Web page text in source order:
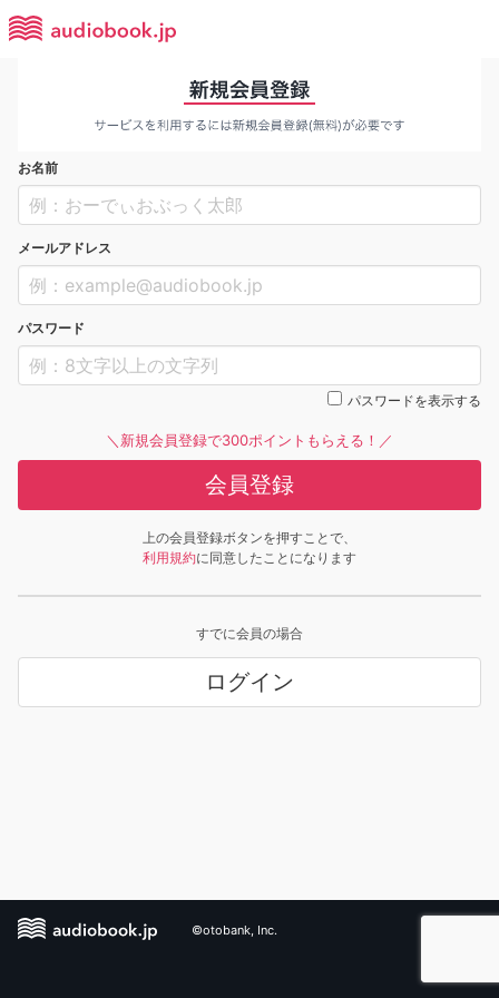
お名前
メールアドレス
パスワード
パスワードを表示する
＼新規会員登録で300ポイントもらえる！／
会員登録
上の会員登録ボタンを押すことで、
利用規約に同意したことになります
すでに会員の場合
ログイン
©otobank, Inc.